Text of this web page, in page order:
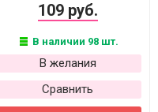
109 руб.
В наличии 98 шт.
В желания
Сравнить